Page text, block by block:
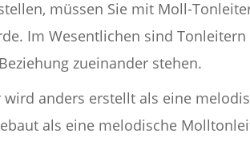
müssen Sie mit Moll-
Im Wesentlichen sind
zueinander stehen.
anders erstellt als eine
als eine melodische